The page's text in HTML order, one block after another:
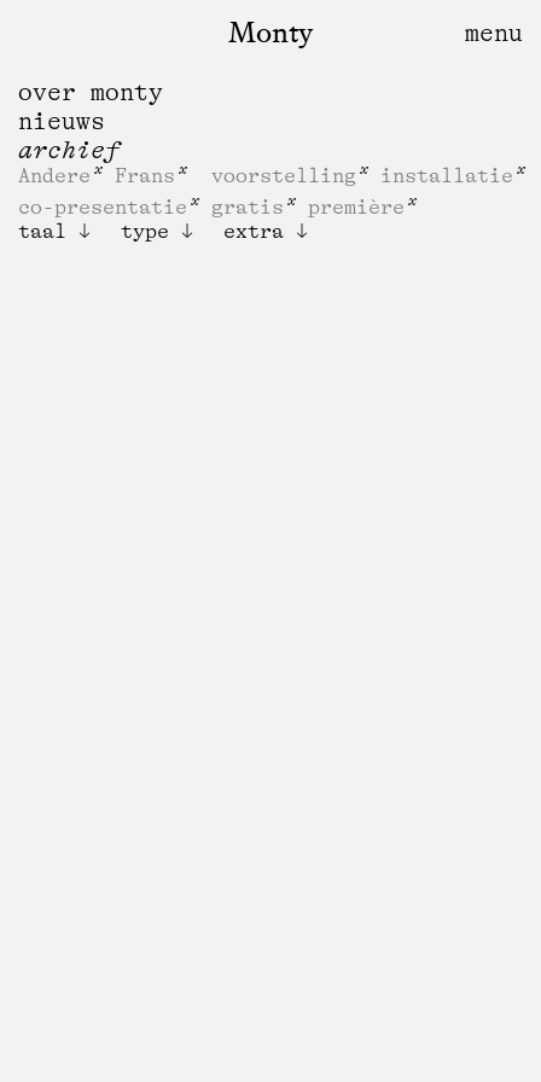
Monty
over monty
nieuws
archief
Andere Frans voorstelling
installatie
co-presentatie
gratis
première
taal
type extra